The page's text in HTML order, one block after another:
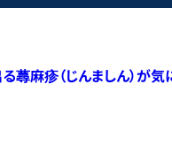
蕁麻疹（じんましん）が気